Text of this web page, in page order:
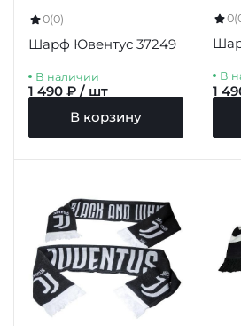
0(0)
Шарф Ювентус 37249
В наличии
1 490 ₽ / шт
В корзину
0
В
1